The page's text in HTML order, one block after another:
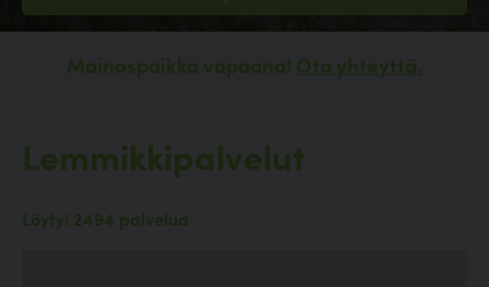
Mainospaikka vapaana! Ota yhteyttä.
Lemmikkipalvelut
Löytyi 2494 palvelua